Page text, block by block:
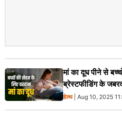
मां का दूध पीने से
ब्रेस्टफीडिंग के
हेल्थ| Aug 10, 2025